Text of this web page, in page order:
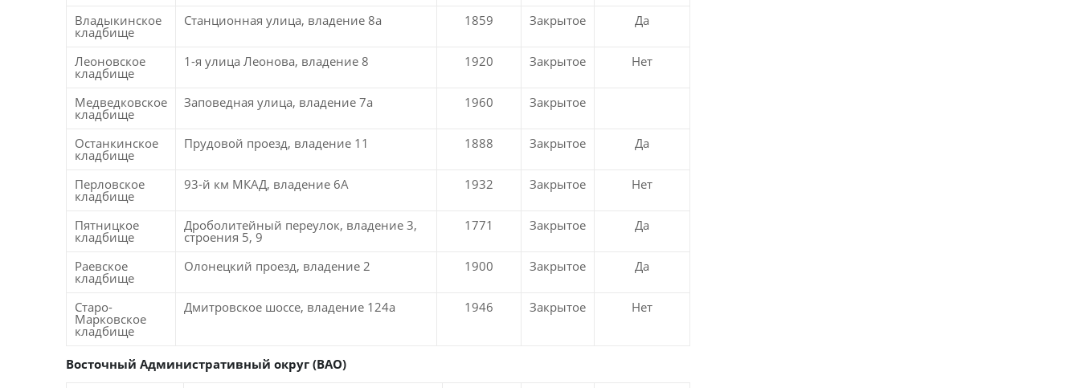
Владыкинское
кладбище
Станционная улица, владение 8а 1859 Закрытое Да
Леоновское
кладбище
1-я улица Леонова, владение 8 1920 Закрытое Нет
Медведковское
кладбище
Заповедная улица, владение 7а 1960 Закрытое
Останкинское
кладбище
Прудовой проезд, владение 11 1888 Закрытое Да
Перловское
кладбище
93-й км МКАД, владение 6А 1932 Закрытое Нет
Пятницкое
кладбище
Дроболитейный переулок, владение 3,
строения 5, 9
1771 Закрытое Да
Раевское
кладбище
Олонецкий проезд, владение 2 1900 Закрытое Да
Старо-
Марковское
кладбище
Дмитровское шоссе, владение 124а 1946 Закрытое Нет
Восточный Административный округ (ВАО)